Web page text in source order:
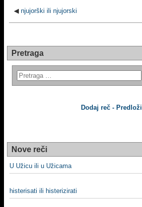
◀ njujorški ili njujorski
Pretraga
Dodaj reč - Predloži
Nove reči
U Užicu ili u Užicama
histerisati ili histerizirati